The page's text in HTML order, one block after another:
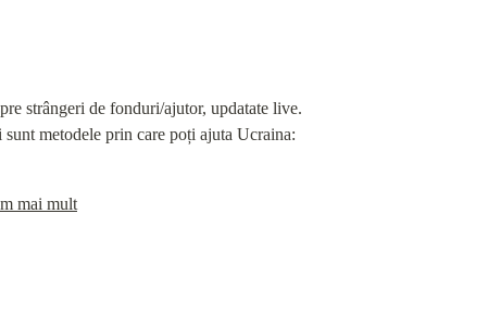
strângeri de fonduri/ajutor, updatate live.
metodele prin care poți ajuta Ucraina:
mai mult